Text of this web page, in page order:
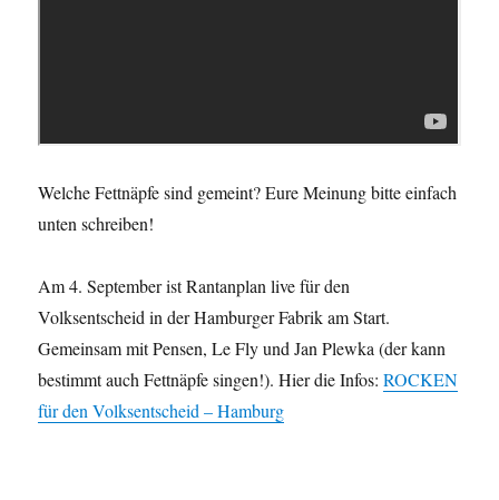
Welche Fettnäpfe sind gemeint? Eure Meinung bitte einfach
unten schreiben!
Am 4. September ist Rantanplan live für den
Volksentscheid in der Hamburger Fabrik am Start.
Gemeinsam mit Pensen, Le Fly und Jan Plewka (der kann
bestimmt auch Fettnäpfe singen!). Hier die Infos:ROCKEN
für den Volksentscheid – Hamburg